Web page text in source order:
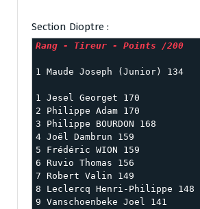
Section Dioptre :
1 Maude Joseph (Junior) 134
1 Jesel Georget 170
2 Philippe Adam 170
3 Philippe BOURDON 168
4 Joël Dambrun 159
5 Frédéric WION 159
6 Ruvio Thomas 156
7 Robert Valin 149
8 Leclercq Henri-Philippe 148
9 Vanschoenbeke Joel 141